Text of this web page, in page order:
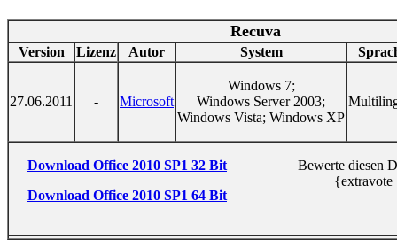
Recuva
Version Lizenz Autor System
27.06.2011 - Microsoft
Windows 7;
Windows Server 2003;
Windows Vista; Windows XP
Download Office 2010 SP1 32 Bit
Download Office 2010 SP1 64 Bit
Bewerte diesen